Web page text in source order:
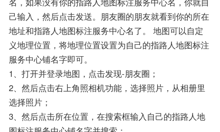
己输入，然后点击发送。朋友圈的朋友就看到你的所在
地址和指路人地图标注服务中心名了。 地图可以自定
义地理位置，将地理位置设置为自己的指路人地图标注
服务中心铺名字即可。
1、打开并登录地图，点击发现-朋友圈；
2、然后点击右上角照相机功能，选择照片，从相册里
选择照片；
3、然后点击所在位置，在搜索框输入自己的指路人地